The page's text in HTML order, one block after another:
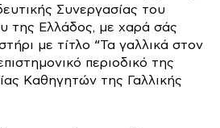
Συνεργασίας του
της Ελλάδος, με χαρά σάς
με τίτλο “Τα γαλλικά στον
περιοδικό της
Καθηγητών της Γαλλικής